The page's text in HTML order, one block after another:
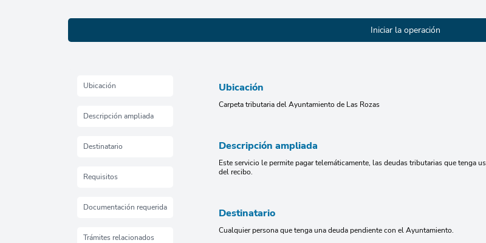
Ubicación
Descripción ampliada
Destinatario
Requisitos
Documentación requerida
Trámites relacionados
Ubicación
Carpeta tributaria del Ayuntamiento de Las Rozas
Descripción ampliada
Este servicio le permite pagar telemáticamente, las deudas tributarias que
del recibo.
Destinatario
Cualquier persona que tenga una deuda pendiente con el Ayuntamiento.